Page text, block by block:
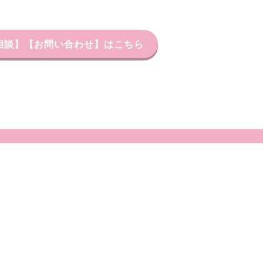
談】【お問い合わせ】はこちら